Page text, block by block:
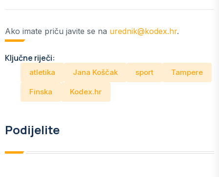
Ako imate priču javite se na urednik@kodex.hr.
Ključne riječi:
atletika Jana Koščak sport Tampere
Finska Kodex.hr
Podijelite